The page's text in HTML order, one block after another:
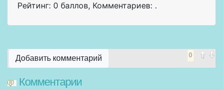
Рейтинг: 0 баллов, Комментариев: .
0
Добавить комментарий
Комментарии